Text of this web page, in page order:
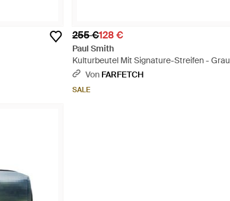
255 €128 €
Paul Smith
Kulturbeutel Mit Signature-Streifen - Grau
Von FARFETCH
SALE